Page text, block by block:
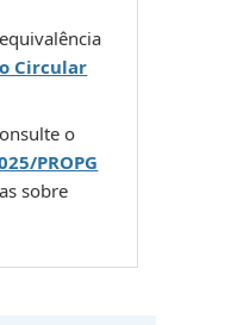
Circular
o
PROPG
sobre